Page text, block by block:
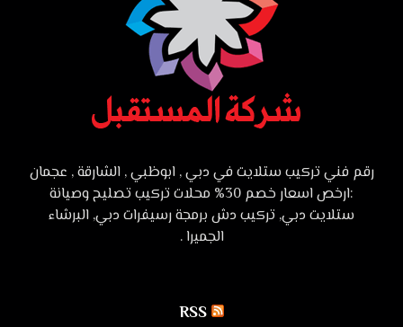
رقم فني تركيب ستلايت في دبي , ابوظبي , الشارقة , عجمان
:ارخص اسعار خصم 30% محلات تركيب تصليح وصيانة
ستلايت دبي, تركيب دش برمجة رسيفرات دبي, البرشاء
الجميرا .
RSS